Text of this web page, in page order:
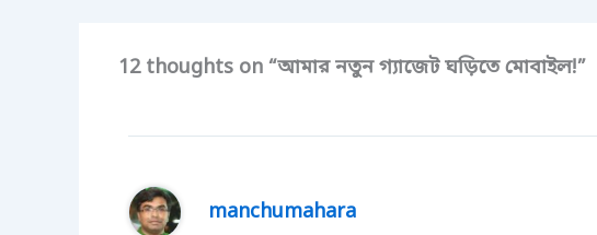
12 thoughts on “আমার নতুন গ্যাজেট ঘড়িতে মোবাইল!”
manchumahara